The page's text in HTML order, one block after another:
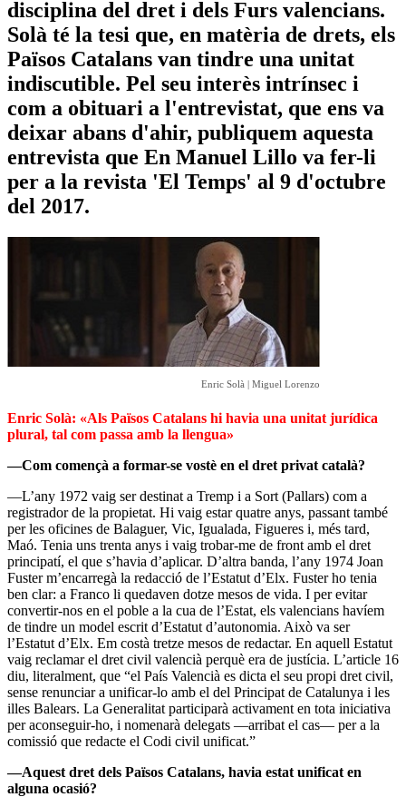
disciplina del dret i dels Furs valencians.
Solà té la tesi que, en matèria de drets, els
Països Catalans van tindre una unitat
indiscutible. Pel seu interès intrínsec i
com a obituari a l'entrevistat, que ens va
deixar abans d'ahir, publiquem aquesta
entrevista que En Manuel Lillo va fer-li
per a la revista 'El Temps' al 9 d'octubre
del 2017.
Enric Solà | Miguel Lorenzo
Enric Solà: «Als Països Catalans hi havia una unitat jurídica
plural, tal com passa amb la llengua»
—Com començà a formar-se vostè en el dret privat català?
—L’any 1972 vaig ser destinat a Tremp i a Sort (Pallars) com a
registrador de la propietat. Hi vaig estar quatre anys, passant també
per les oficines de Balaguer, Vic, Igualada, Figueres i, més tard,
Maó. Tenia uns trenta anys i vaig trobar-me de front amb el dret
principatí, el que s’havia d’aplicar. D’altra banda, l’any 1974 Joan
Fuster m’encarregà la redacció de l’Estatut d’Elx. Fuster ho tenia
ben clar: a Franco li quedaven dotze mesos de vida. I per evitar
convertir-nos en el poble a la cua de l’Estat, els valencians havíem
de tindre un model escrit d’Estatut d’autonomia. Això va ser
l’Estatut d’Elx. Em costà tretze mesos de redactar. En aquell Estatut
vaig reclamar el dret civil valencià perquè era de justícia. L’article 16
diu, literalment, que “el País Valencià es dicta el seu propi dret civil,
sense renunciar a unificar-lo amb el del Principat de Catalunya i les
illes Balears. La Generalitat participarà activament en tota iniciativa
per aconseguir-ho, i nomenarà delegats —arribat el cas— per a la
comissió que redacte el Codi civil unificat.”
—Aquest dret dels Països Catalans, havia estat unificat en
alguna ocasió?